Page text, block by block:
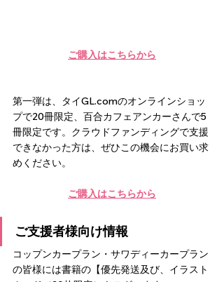
ご購入はこちらから
第一弾は、タイGL.comのオンラインショッ
プで20冊限定、百合カフェアンカーさんで5
冊限定です。クラウドファンディングで支援
できなかった方は、ぜひこの機会にお買い求
めください。
ご購入はこちらから
ご支援者様向け情報
コップンカープラン・サワディーカープラン
の皆様には書籍の【優先発送及び、イラスト